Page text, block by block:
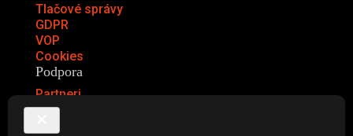
Tlačové správy
GDPR
VOP
Cookies
Podpora
Partneri
Staňte sa partnerom